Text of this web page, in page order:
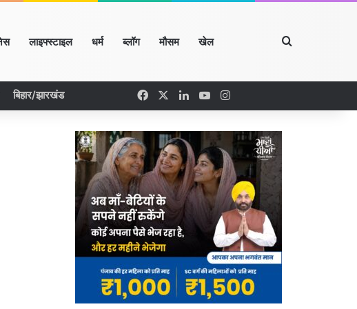
लाइफ्स्टाइल धर्म ब्लॉग मौसम खेल Search for
बिहार/झारखंड FacebookLinkedIn
YouTubeInstagram